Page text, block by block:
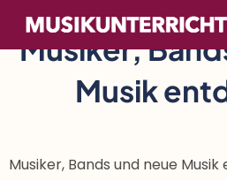
zum
InhaltMusiker,
Musik
Musiker, Bands und neue